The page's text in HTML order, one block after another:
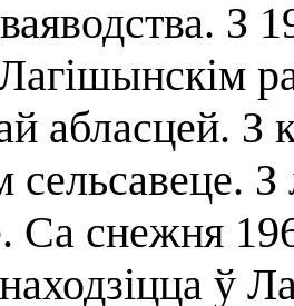
З
абласцей. З
сельсавеце.
Са снежня
ў